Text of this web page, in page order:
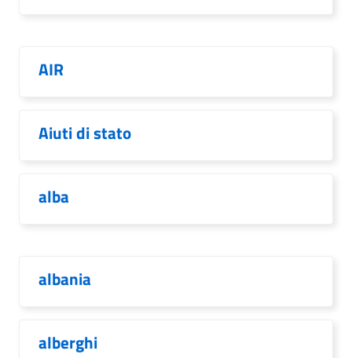
AIR
Aiuti di stato
alba
albania
alberghi